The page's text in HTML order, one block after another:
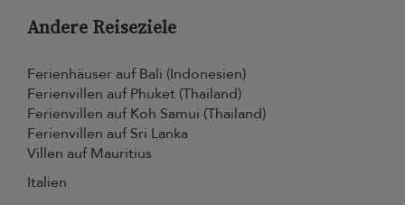
Andere Reiseziele
Ferienhäuser auf Bali (Indonesien)
Ferienvillen auf Phuket (Thailand)
Ferienvillen auf Koh Samui (Thailand)
Ferienvillen auf Sri Lanka
Villen auf Mauritius
Italien